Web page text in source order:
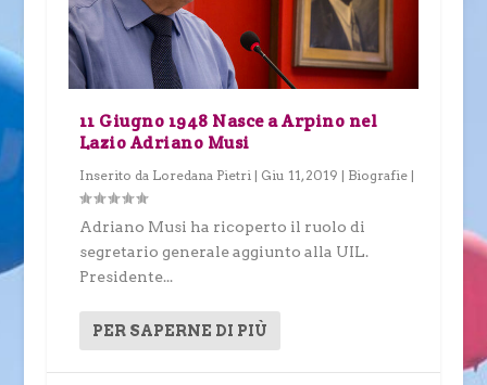
11 Giugno 1948 Nasce a Arpino nel
Lazio Adriano Musi
Inserito da Loredana Pietri | Giu 11, 2019 | Biografie|
Adriano Musi ha ricoperto il ruolo di
segretario generale aggiunto alla UIL.
Presidente...
PER SAPERNE DI PIÙ